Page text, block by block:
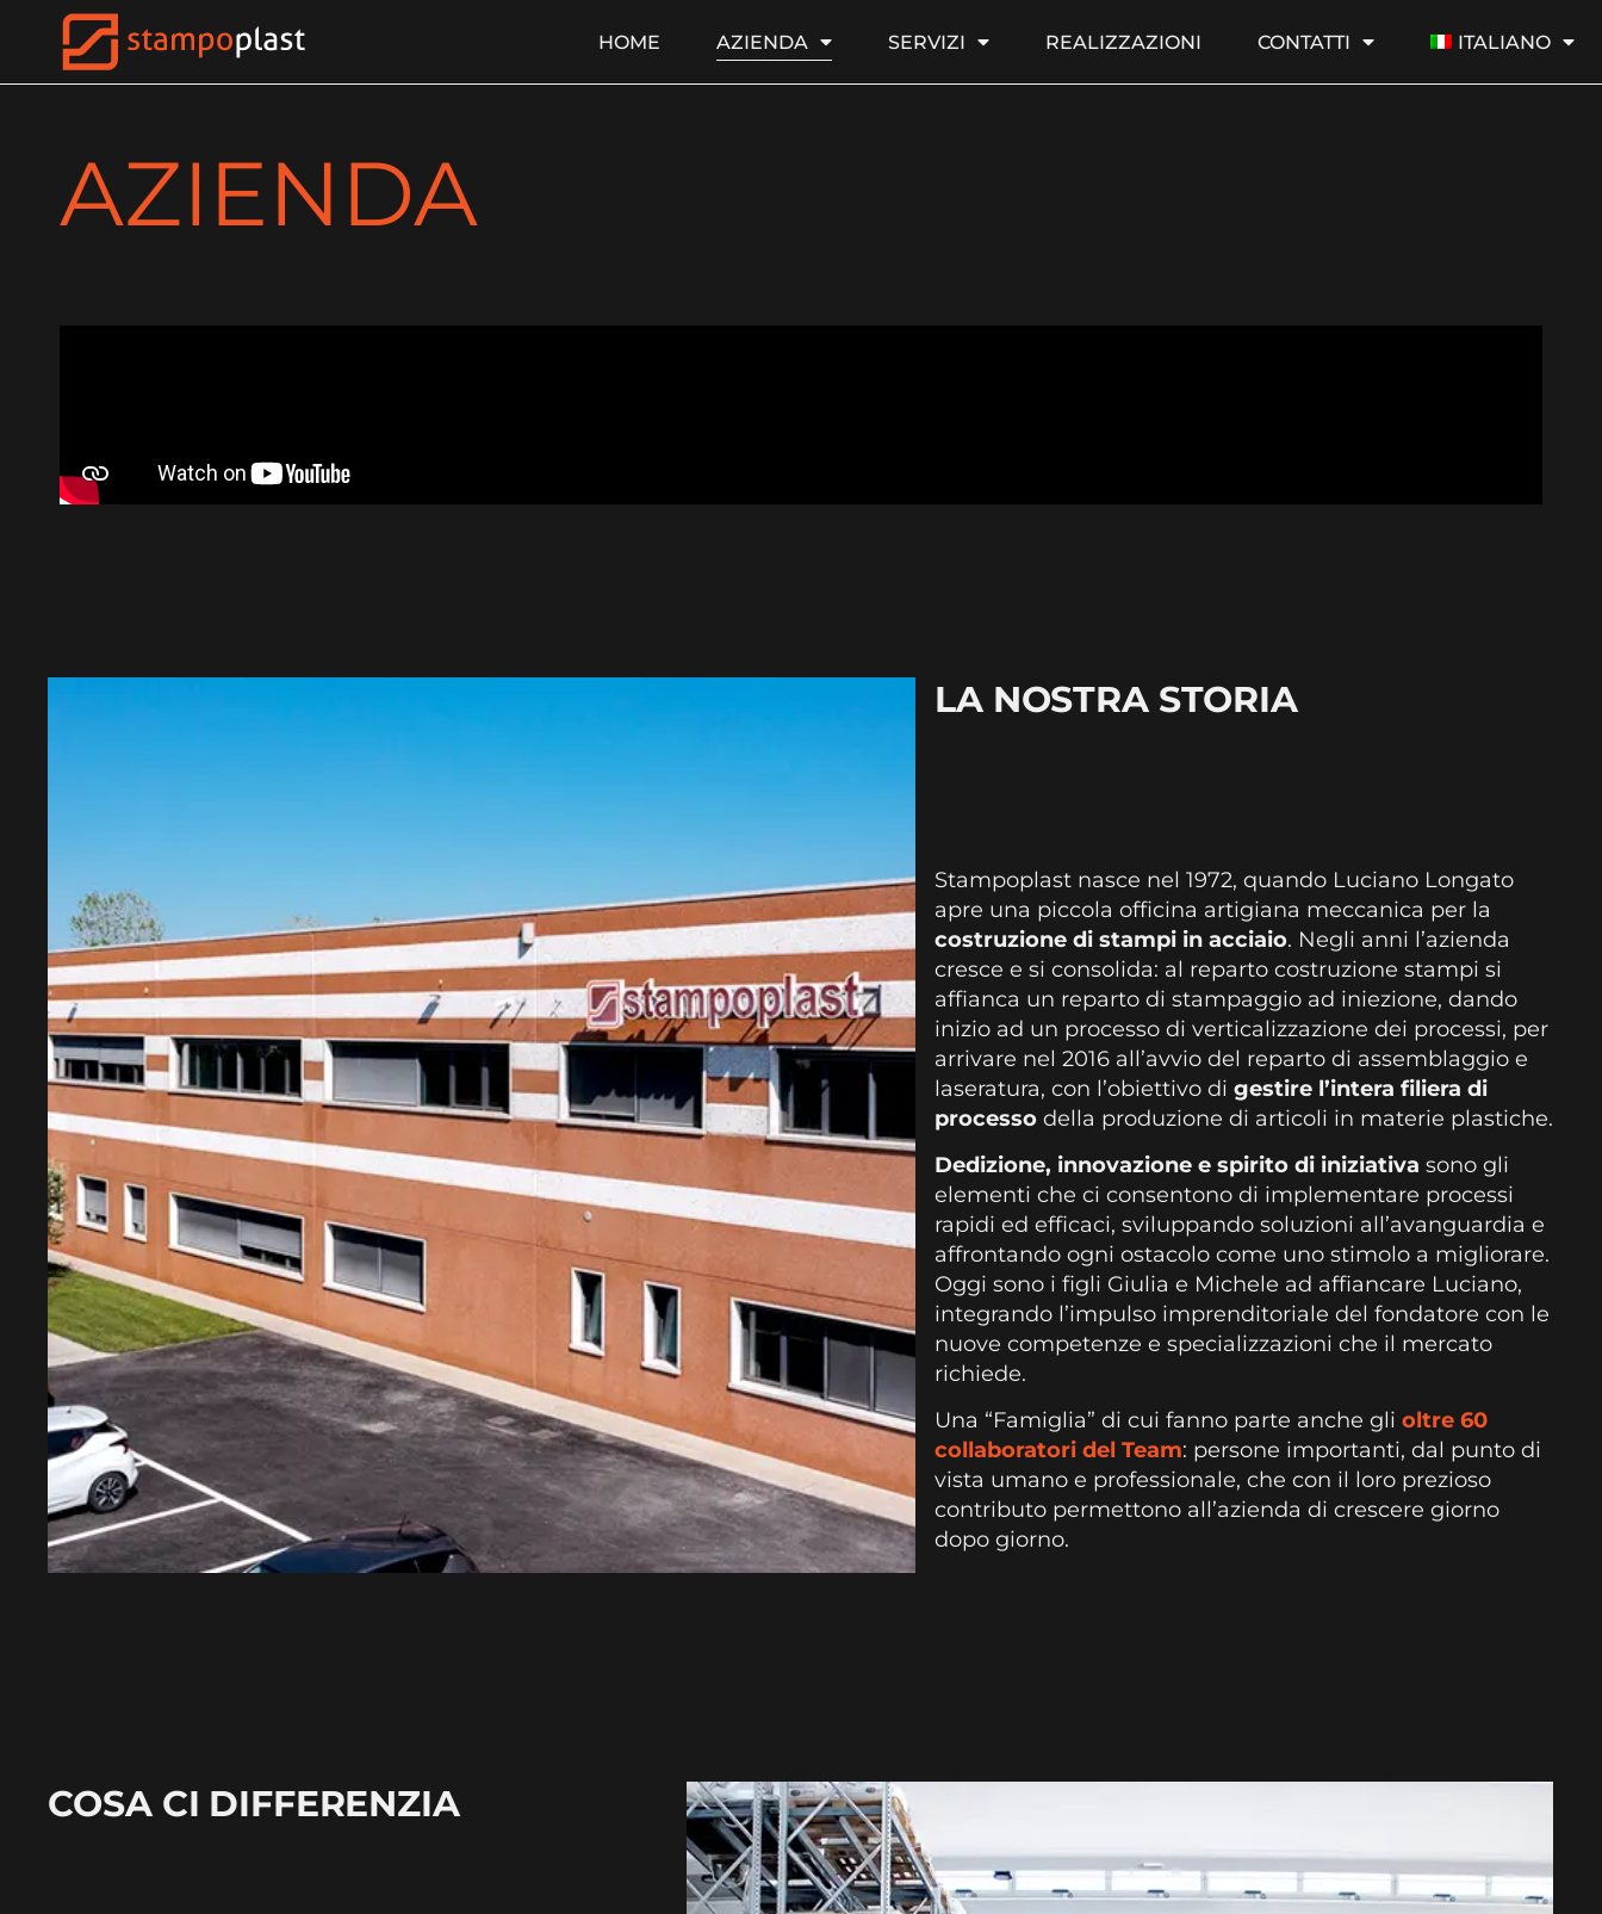
HOME AZIENDA SERVIZI REALIZZAZIONI CONTATTI ITALIANO
AZIENDA
LA NOSTRA STORIA
Stampoplast nasce nel 1972, quando Luciano Longato
apre una piccola officina artigiana meccanica per la
costruzione di stampi in acciaio. Negli anni l’azienda
cresce e si consolida: al reparto costruzione stampi si
affianca un reparto di stampaggio ad iniezione, dando
inizio ad un processo di verticalizzazione dei processi, per
arrivare nel 2016 all’avvio del reparto di assemblaggio e
laseratura, con l’obiettivo digestire l’intera filiera di
processo della produzione di articoli in materie plastiche.
Dedizione, innovazione e spirito di iniziativa sono gli
elementi che ci consentono di implementare processi
rapidi ed efficaci, sviluppando soluzioni all’avanguardia e
affrontando ogni ostacolo come uno stimolo a migliorare.
Oggi sono i figli Giulia e Michele ad affiancare Luciano,
integrando l’impulso imprenditoriale del fondatore con le
nuove competenze e specializzazioni che il mercato
richiede.
Una “Famiglia” di cui fanno parte anche glioltre 60
collaboratori del Team: persone importanti, dal punto di
vista umano e professionale, che con il loro prezioso
contributo permettono all’azienda di crescere giorno
dopo giorno.
COSA CI DIFFERENZIA